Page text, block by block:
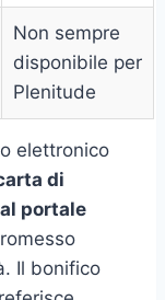
Non sempre
disponibile per
Plenitude
elettronico
di
portale
Il bonifico